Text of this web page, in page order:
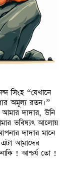
“যেখানে
অমূল্য রতন।”
দাদার, উনি
ভবিষ্যৎ আলোয়
দাদার মানে
এটা আ্মাদের
! আশ্চর্য তো !